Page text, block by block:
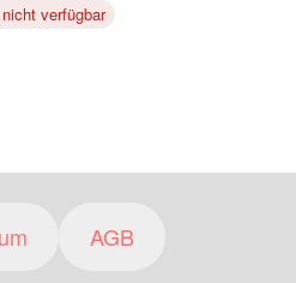
verfügbar
AGB